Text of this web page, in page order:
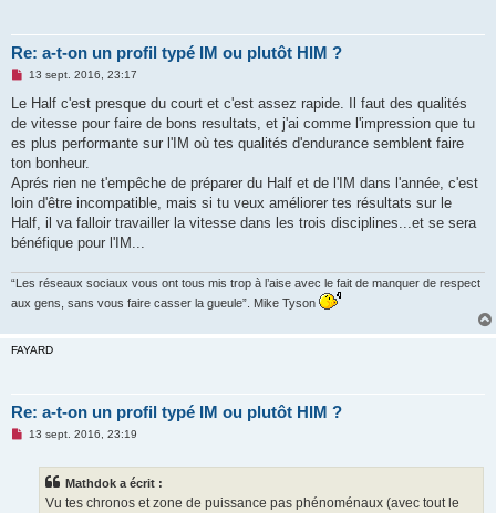
Re: a-t-on un profil typé IM ou plutôt HIM ?
M
s
a
g
n
o
l
u
13 sept. 2016, 23:17
Le Half c'est presque du court et c'est assez rapide. Il faut des qualités
de vitesse pour faire de bons resultats, et j'ai comme l'impression que tu
es plus performante sur l'IM où tes qualités d'endurance semblent faire
ton bonheur.
Aprés rien ne t'empêche de préparer du Half et de l'IM dans l'année, c'est
loin d'être incompatible, mais si tu veux améliorer tes résultats sur le
Half, il va falloir travailler la vitesse dans les trois disciplines...et se sera
bénéfique pour l'IM...
“Les réseaux sociaux vous ont tous mis trop à l’aise avec le fait de manquer de respect
aux gens, sans vous faire casser la gueule”. Mike Tyson
FAYARD
Re: a-t-on un profil typé IM ou plutôt HIM ?
M13 sept. 2016, 23:19
Mathdok a écrit :
Vu tes chronos et zone de puissance pas phénoménaux (avec tout le